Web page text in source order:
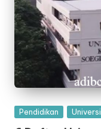
Posted
Pendidikan